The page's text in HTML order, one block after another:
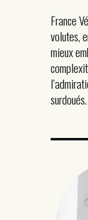
France
volutes,
mieux
surdoués.